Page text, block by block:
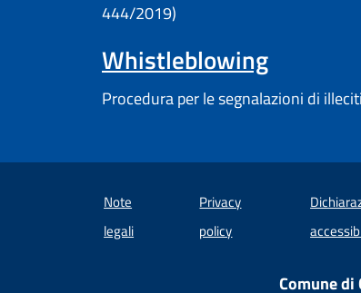
444/2019)
Whistleblowing
Procedura per le segnalazioni di illeciti
Note
legali
Privacy
policy
Comune di